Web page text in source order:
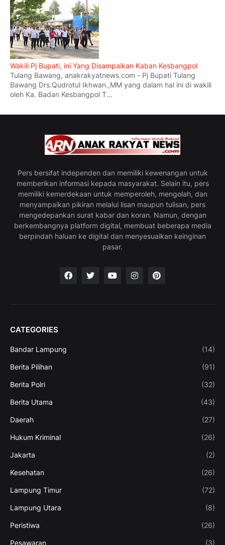
Wakili Pj Bupati, ini Yang Disampaikan Kaban Kesbangpol
Tulang Bawang, anakrakyatnews.com - Pj Bupati Tulang
Bawang Drs.Qudrotul Ikhwan.,MM yang dalam hal ini di wakili
oleh Ka. Badan Kesbangpol T...
Pers bersifat independen dan memiliki kewenangan untuk
memberikan informasi kepada masyarakat. Selain itu, pers
memiliki kemerdekaan untuk memperoleh, mengolah, dan
menyampaikan pikiran melalui lisan maupun tulisan, pers
mengedepankan surat kabar dan koran. Namun, dengan
berkembangnya platform digital, membuat beberapa media
berpindah haluan ke digital dan menyesuaikan keinginan
pasar.
CATEGORIES
Bandar Lampung (14)
Berita Pilihan (91)
Berita Polri (32)
Berita Utama (43)
Daerah (27)
Hukum Kriminal (26)
Jakarta (2)
Kesehatan (26)
Lampung Timur (72)
Lampung Utara (8)
Peristiwa (26)
Pesawaran (3)